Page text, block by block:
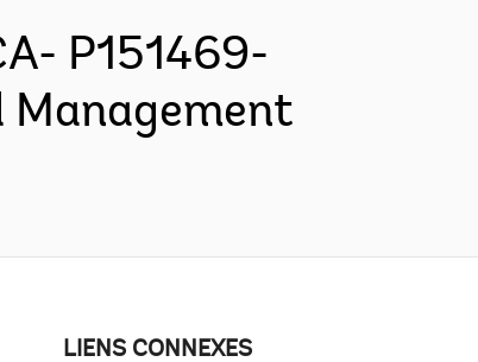
P151469-
Management
LIENS CONNEXES